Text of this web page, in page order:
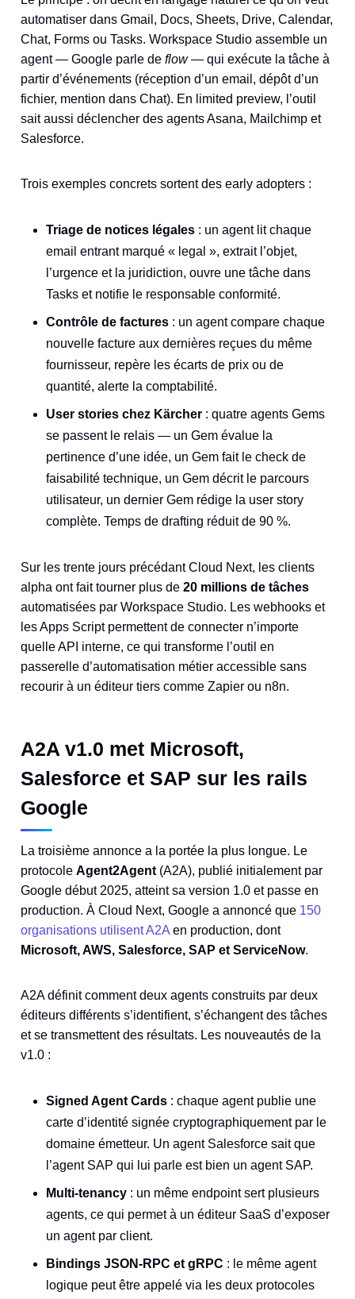
automatiser dans Gmail, Docs, Sheets, Drive, Calendar,
Chat, Forms ou Tasks. Workspace Studio assemble un
agent — Google parle de flow— qui exécute la tâche à
partir d’événements (réception d’un email, dépôt d’un
fichier, mention dans Chat). En limited preview, l’outil
sait aussi déclencher des agents Asana, Mailchimp et
Salesforce.
Trois exemples concrets sortent des early adopters :
Triage de notices légales : un agent lit chaque
email entrant marqué « legal », extrait l’objet,
l’urgence et la juridiction, ouvre une tâche dans
Tasks et notifie le responsable conformité.
Contrôle de factures : un agent compare chaque
nouvelle facture aux dernières reçues du même
fournisseur, repère les écarts de prix ou de
quantité, alerte la comptabilité.
User stories chez Kärcher : quatre agents Gems
se passent le relais — un Gem évalue la
pertinence d’une idée, un Gem fait le check de
faisabilité technique, un Gem décrit le parcours
utilisateur, un dernier Gem rédige la user story
complète. Temps de drafting réduit de 90 %.
Sur les trente jours précédant Cloud Next, les clients
alpha ont fait tourner plus de 20 millions de tâches
automatisées par Workspace Studio. Les webhooks et
les Apps Script permettent de connecter n’importe
quelle API interne, ce qui transforme l’outil en
passerelle d’automatisation métier accessible sans
recourir à un éditeur tiers comme Zapier ou n8n.
A2A v1.0 met Microsoft,
Salesforce et SAP sur les rails
Google
La troisième annonce a la portée la plus longue. Le
protocole Agent2Agent (A2A), publié initialement par
Google début 2025, atteint sa version 1.0 et passe en
production. À Cloud Next, Google a annoncé que 150
organisations utilisent A2A en production, dont
Microsoft, AWS, Salesforce, SAP et ServiceNow.
A2A définit comment deux agents construits par deux
éditeurs différents s’identifient, s’échangent des tâches
et se transmettent des résultats. Les nouveautés de la
v1.0 :
Signed Agent Cards : chaque agent publie une
carte d’identité signée cryptographiquement par le
domaine émetteur. Un agent Salesforce sait que
l’agent SAP qui lui parle est bien un agent SAP.
Multi-tenancy : un même endpoint sert plusieurs
agents, ce qui permet à un éditeur SaaS d’exposer
un agent par client.
Bindings JSON-RPC et gRPC : le même agent
logique peut être appelé via les deux protocoles